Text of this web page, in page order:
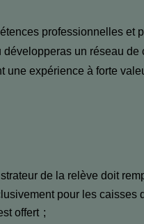
professionnelles et
un réseau de
expérience à forte
de la relève doit
pour les caisses
offert ;